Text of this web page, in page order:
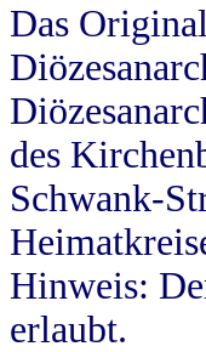
Das
des
Schwank-
Hinweis:
erlaubt.